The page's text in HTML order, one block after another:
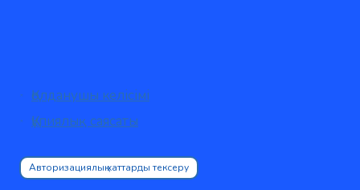
Қолданушы келісімі
Құпиялық саясаты
Авторизациялық хаттарды тексеру